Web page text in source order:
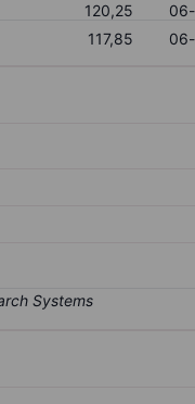
120,25
117,85